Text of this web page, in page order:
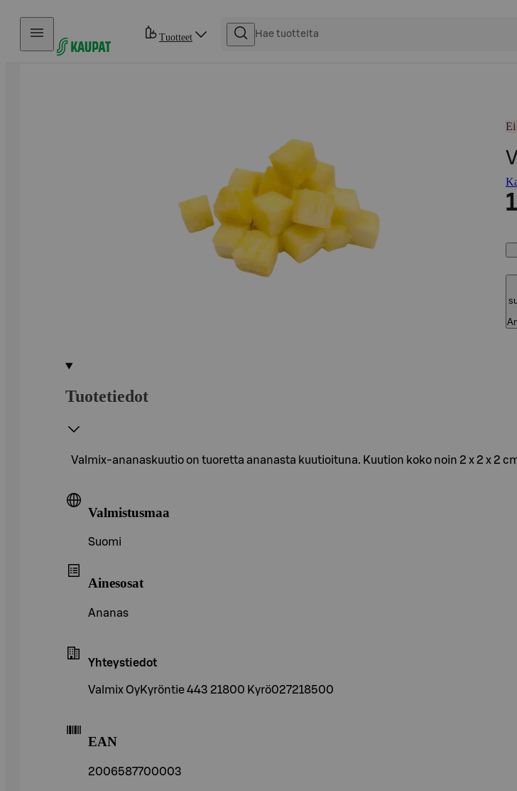
Hyppää sisältöön
Tuotteet
Ei
Tuotetiedot
Valmix-ananaskuutio on tuoretta ananasta kuutioituna. Kuution koko noin 2 x 2 x 2
Valmistusmaa
Suomi
Ainesosat
Ananas
Yhteystiedot
Valmix OyKyröntie 443 21800 Kyrö027218500
EAN
2006587700003